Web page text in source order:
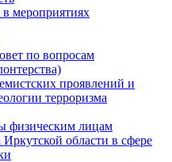
мероприятиях
по вопросам
проявлений и
терроризма
физическим лицам
области в сфере